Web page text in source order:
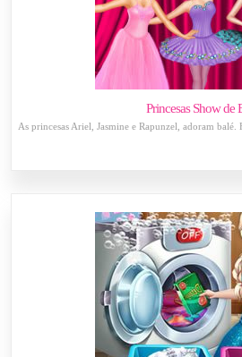
Princesas Show de
As princesas Ariel, Jasmine e Rapunzel, adoram balé.